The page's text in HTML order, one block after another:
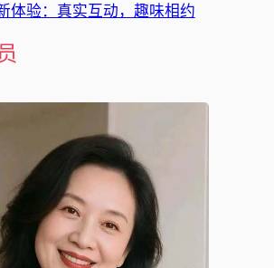
体验：真实互动，趣味相约